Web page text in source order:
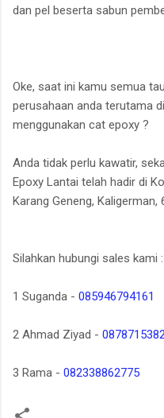
dan pel beserta sabun
Oke, saat ini kamu semua
perusahaan anda terutama
menggunakan cat epoxy ?
Anda tidak perlu kawatir,
Epoxy Lantai telah hadir di
Karang Geneng, Kaligerman,
Silahkan hubungi sales kami :
1 Suganda - 085946794161
2 Ahmad Ziyad -
3 Rama - 082338862775